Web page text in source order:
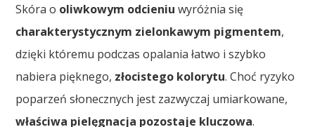
Skóra o oliwkowym odcieniu wyróżnia się
charakterystycznym zielonkawym pigmentem,
dzięki któremu podczas opalania łatwo i szybko
nabiera pięknego, złocistego kolorytu. Choć ryzyko
poparzeń słonecznych jest zazwyczaj umiarkowane,
właściwa pielęgnacja pozostaje kluczowa.